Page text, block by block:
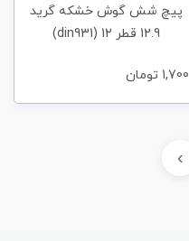
پیچ شش گوش خشکه گرید
12.9 قطر 12 (din931)
1,700 تومان
›